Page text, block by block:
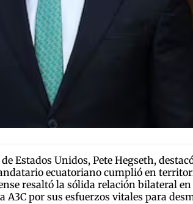
Estados Unidos, Pete Hegseth,
ecuatoriano cumplió en
resaltó la sólida relación bilateral
por sus esfuerzos vitales para